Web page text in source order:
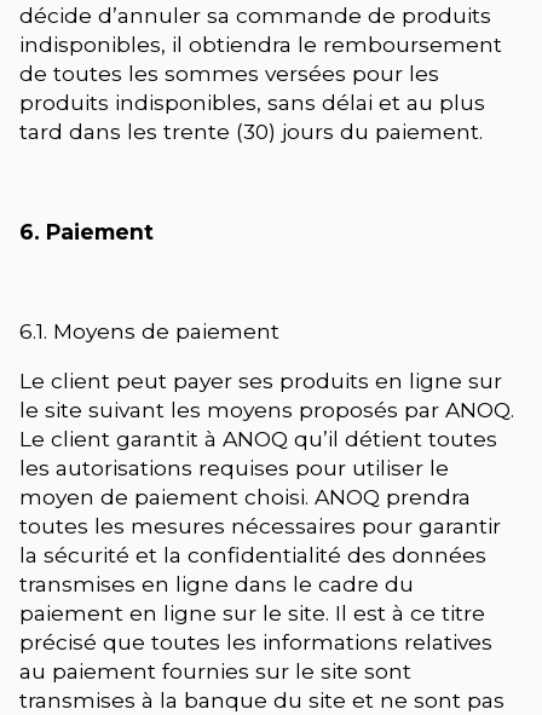
décide d’annuler sa commande de produits
indisponibles, il obtiendra le remboursement
de toutes les sommes versées pour les
produits indisponibles, sans délai et au plus
tard dans les trente (30) jours du paiement.
6. Paiement
6.1. Moyens de paiement
Le client peut payer ses produits en ligne sur
le site suivant les moyens proposés par ANOQ.
Le client garantit à ANOQ qu’il détient toutes
les autorisations requises pour utiliser le
moyen de paiement choisi. ANOQ prendra
toutes les mesures nécessaires pour garantir
la sécurité et la confidentialité des données
transmises en ligne dans le cadre du
paiement en ligne sur le site. Il est à ce titre
précisé que toutes les informations relatives
au paiement fournies sur le site sont
transmises à la banque du site et ne sont pas